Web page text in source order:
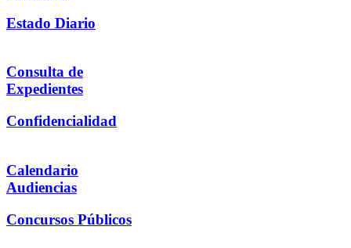
Estado Diario
Consulta de
Expedientes
Confidencialidad
Calendario
Audiencias
Concursos Públicos